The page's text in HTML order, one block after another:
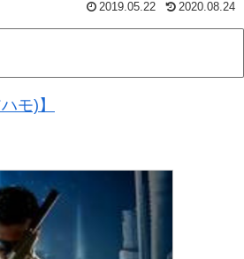
2019.05.22 2020.08.24
モ)】